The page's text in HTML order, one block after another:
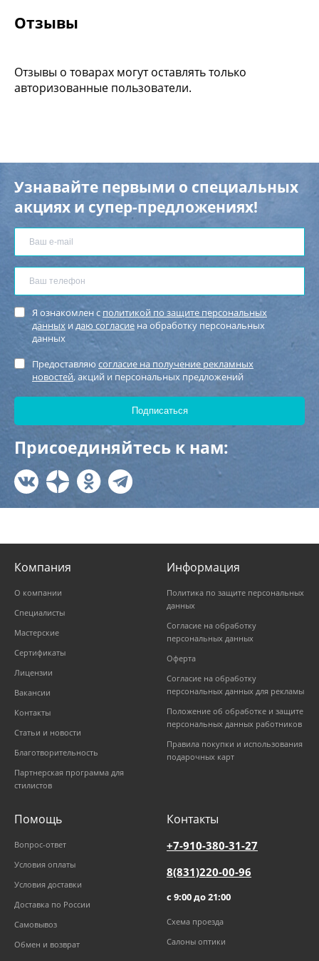
Отзывы
Отзывы о товарах могут оставлять только
авторизованные пользователи.
Узнавайте первыми о специальных
акциях и супер-предложениях!
Я ознакомлен с политикой по защите персональных
данных идаю согласие на обработку персональных
данных
Предоставляю согласие на получение рекламных
новостей, акций и персональных предложений
Присоединяйтесь к нам:
Компания
О компании
Специалисты
Мастерские
Сертификаты
Лицензии
Вакансии
Контакты
Статьи и новости
Благотворительность
Партнерская программа для
стилистов
Информация
Политика по защите персональных
данных
Согласие на обработку
персональных данных
Оферта
Согласие на обработку
персональных данных для рекламы
Положение об обработке и защите
персональных данных работников
Правила покупки и использования
подарочных карт
Помощь
Вопрос-ответ
Условия оплаты
Условия доставки
Доставка по России
Самовывоз
Обмен и возврат
Контакты
+7-910-380-31-27
8(831)220-00-96
с 9:00 до 21:00
Схема проезда
Салоны оптики